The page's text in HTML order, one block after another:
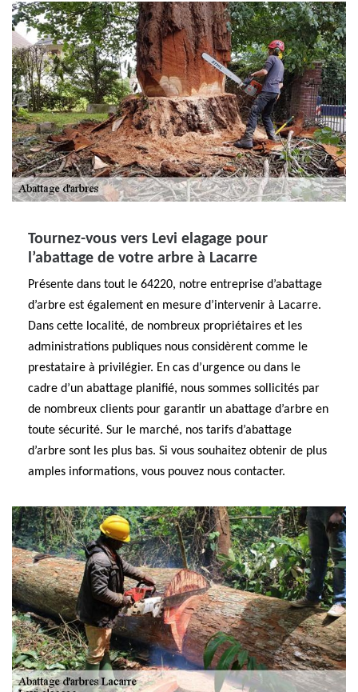
Tournez-vous vers Levi elagage pour
l’abattage de votre arbre à Lacarre
Présente dans tout le 64220, notre entreprise d’abattage
d’arbre est également en mesure d’intervenir à Lacarre.
Dans cette localité, de nombreux propriétaires et les
administrations publiques nous considèrent comme le
prestataire à privilégier. En cas d’urgence ou dans le
cadre d’un abattage planifié, nous sommes sollicités par
de nombreux clients pour garantir un abattage d’arbre en
toute sécurité. Sur le marché, nos tarifs d’abattage
d’arbre sont les plus bas. Si vous souhaitez obtenir de plus
amples informations, vous pouvez nous contacter.